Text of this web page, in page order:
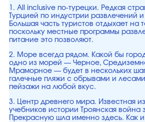
1. All inclusive по-турецки. Редкая
Турцией по индустрии развлечений
Большая часть туристов отдыхает на
поскольку местные программы
питание это позволяют.
2. Море всегда рядом. Какой бы
одно из морей — Черное,
Мраморное — будет в нескольких
галечные пляжи с обрывами и
пейзажи на любой вкус.
3. Центр древнего мира. Известная
учебников истории Троянская война
Прекрасную шла именно здесь. Как